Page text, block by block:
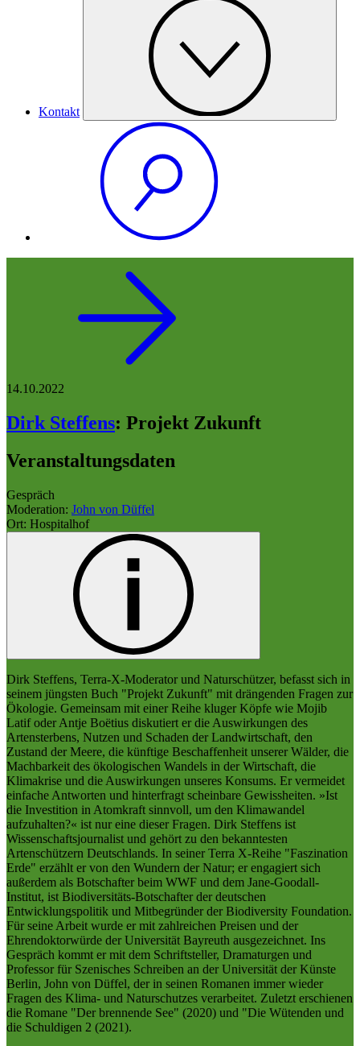
Kontakt
14.10.2022
Dirk Steffens: Projekt Zukunft
Veranstaltungsdaten
Gespräch
Moderation: John von Düffel
Ort: Hospitalhof
Dirk Steffens, Terra-X-Moderator und Naturschützer, befasst sich in
seinem jüngsten Buch "Projekt Zukunft" mit drängenden Fragen zur
Ökologie. Gemeinsam mit einer Reihe kluger Köpfe wie Mojib
Latif oder Antje Boëtius diskutiert er die Auswirkungen des
Artensterbens, Nutzen und Schaden der Landwirtschaft, den
Zustand der Meere, die künftige Beschaffenheit unserer Wälder, die
Machbarkeit des ökologischen Wandels in der Wirtschaft, die
Klimakrise und die Auswirkungen unseres Konsums. Er vermeidet
einfache Antworten und hinterfragt scheinbare Gewissheiten. »Ist
die Investition in Atomkraft sinnvoll, um den Klimawandel
aufzuhalten?« ist nur eine dieser Fragen. Dirk Steffens ist
Wissenschaftsjournalist und gehört zu den bekanntesten
Artenschützern Deutschlands. In seiner Terra X-Reihe "Faszination
Erde" erzählt er von den Wundern der Natur; er engagiert sich
außerdem als Botschafter beim WWF und dem Jane-Goodall-
Institut, ist Biodiversitäts-Botschafter der deutschen
Entwicklungspolitik und Mitbegründer der Biodiversity Foundation.
Für seine Arbeit wurde er mit zahlreichen Preisen und der
Ehrendoktorwürde der Universität Bayreuth ausgezeichnet. Ins
Gespräch kommt er mit dem Schriftsteller, Dramaturgen und
Professor für Szenisches Schreiben an der Universität der Künste
Berlin, John von Düffel, der in seinen Romanen immer wieder
Fragen des Klima- und Naturschutzes verarbeitet. Zuletzt erschienen
die Romane "Der brennende See" (2020) und "Die Wütenden und
die Schuldigen 2 (2021).